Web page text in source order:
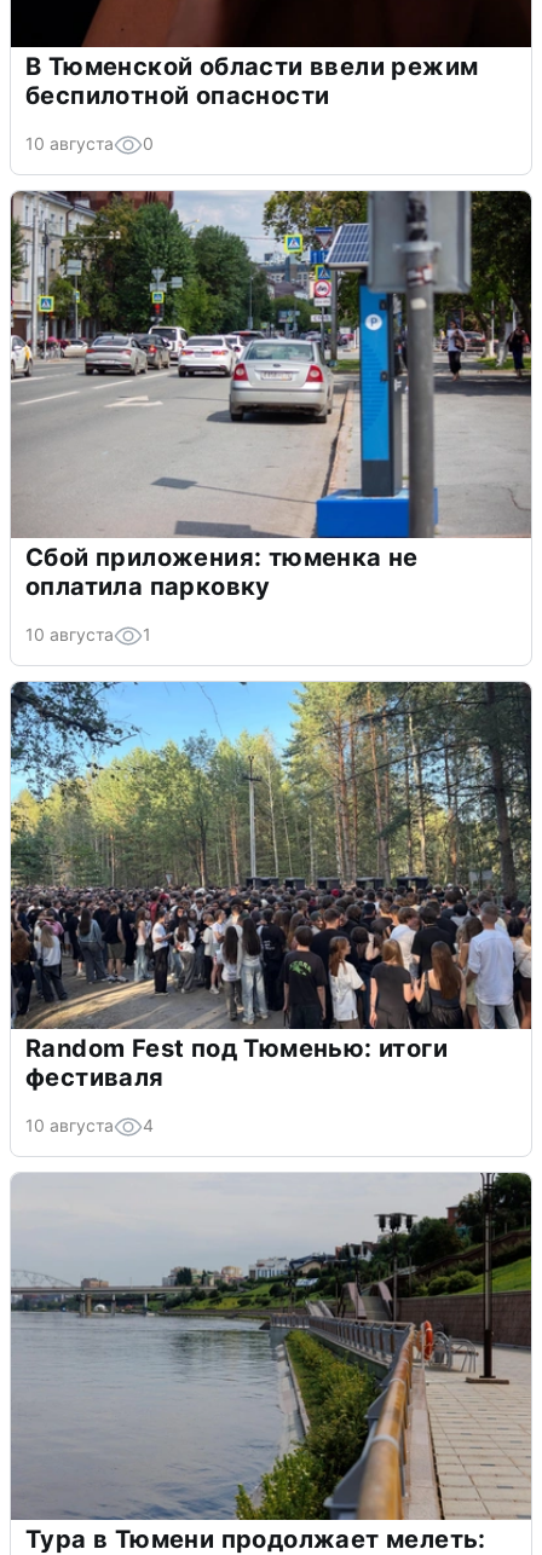
В Тюменской области ввели режим
беспилотной опасности
10 августа 0
Сбой приложения: тюменка не
оплатила парковку
10 августа 1
Random Fest под Тюменью: итоги
фестиваля
10 августа 4
Тура в Тюмени продолжает мелеть: